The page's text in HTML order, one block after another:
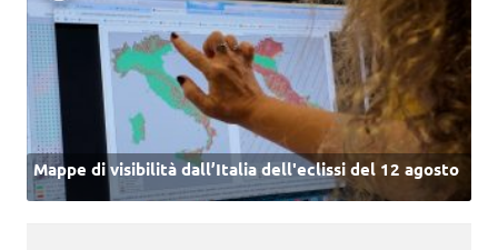
Mappe di visibilità dall’Italia dell'eclissi del 12 agosto